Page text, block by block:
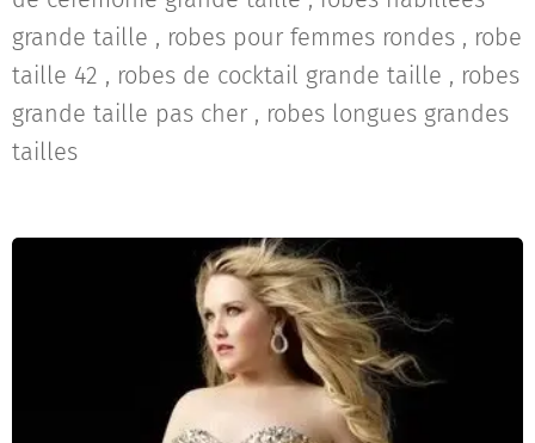
grande taille , robes pour femmes rondes , robe
taille 42 , robes de cocktail grande taille , robes
grande taille pas cher , robes longues grandes
tailles